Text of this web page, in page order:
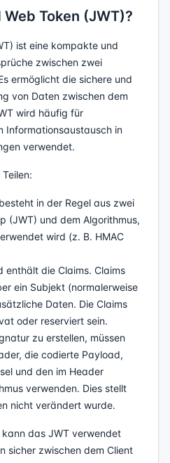
Token (JWT)?
ist eine kompakte und
zwischen zwei
ermöglicht die sichere und
von Daten zwischen dem
wird häufig für
Informationsaustausch in
verwendet.
in der Regel aus zwei
(JWT) und dem Algorithmus,
wird (z. B. HMAC
enthält die Claims. Claims
ein Subjekt (normalerweise
Daten. Die Claims
oder reserviert sein.
zu erstellen, müssen
die codierte Payload,
und den im Header
verwenden. Dies stellt
nicht verändert wurde.
das JWT verwendet
sicher zwischen dem Client